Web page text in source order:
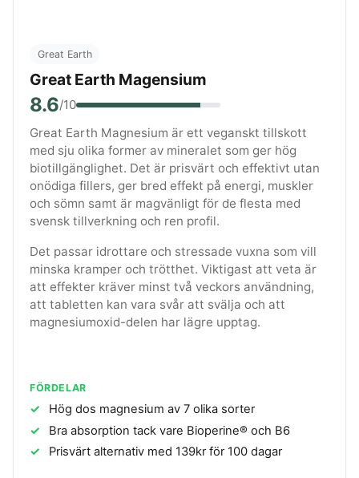
Great Earth
Great Earth Magensium
8.6/10
Great Earth Magnesium är ett veganskt tillskott
med sju olika former av mineralet som ger hög
biotillgänglighet. Det är prisvärt och effektivt utan
onödiga fillers, ger bred effekt på energi, muskler
och sömn samt är magvänligt för de flesta med
svensk tillverkning och ren profil.
Det passar idrottare och stressade vuxna som vill
minska kramper och trötthet. Viktigast att veta är
att effekter kräver minst två veckors användning,
att tabletten kan vara svår att svälja och att
magnesiumoxid-delen har lägre upptag.
FÖRDELAR
Hög dos magnesium av 7 olika sorter
Bra absorption tack vare Bioperine® och B6
Prisvärt alternativ med 139kr för 100 dagar